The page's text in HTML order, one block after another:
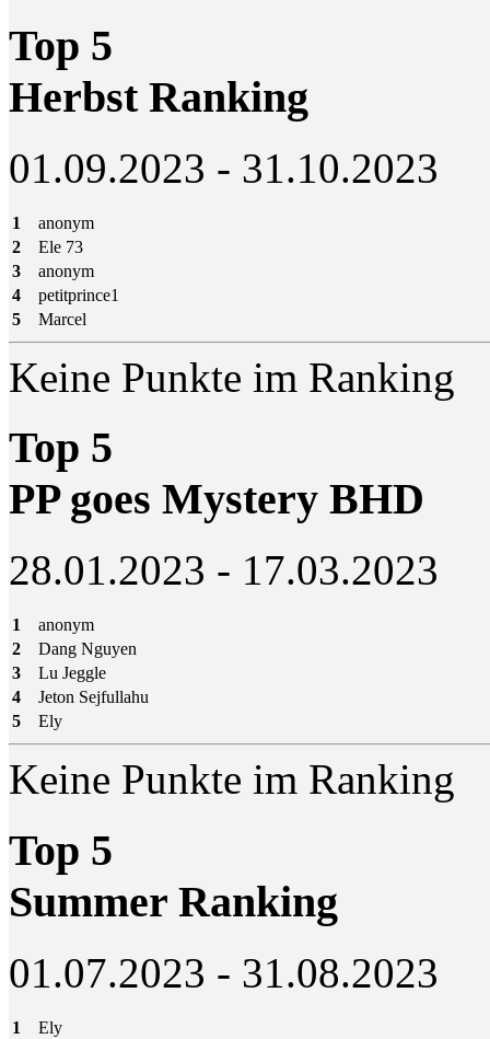
Top 5
Herbst Ranking
01.09.2023 - 31.10.2023
1
anonym
2
Ele 73
3
anonym
4
petitprince1
5
Marcel
Keine Punkte im Ranking
Top 5
PP goes Mystery BHD
28.01.2023 - 17.03.2023
1
anonym
2
Dang Nguyen
3
Lu Jeggle
4
Jeton Sejfullahu
5
Ely
Keine Punkte im Ranking
Top 5
Summer Ranking
01.07.2023 - 31.08.2023
1 Ely